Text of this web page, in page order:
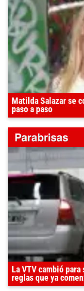
Matilda Salazar se
paso a paso
La VTV cambió
reglas que ya